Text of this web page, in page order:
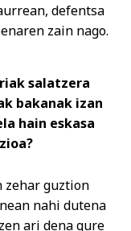
defentsa
zain nago.
salatzera
bakanak izan
hain eskasa
zehar guztion
nahi dutena
ari dena gure